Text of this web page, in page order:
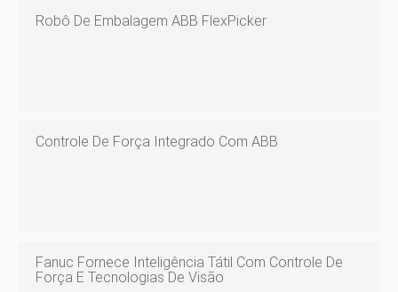
Robô De Embalagem ABB FlexPicker
Controle De Força Integrado Com ABB
Fanuc Fornece Inteligência Tátil Com Controle De
Força E Tecnologias De Visão